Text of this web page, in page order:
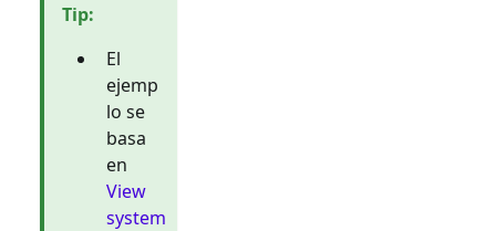
Tip:
El
ejemp
lo se
basa
en
View
system